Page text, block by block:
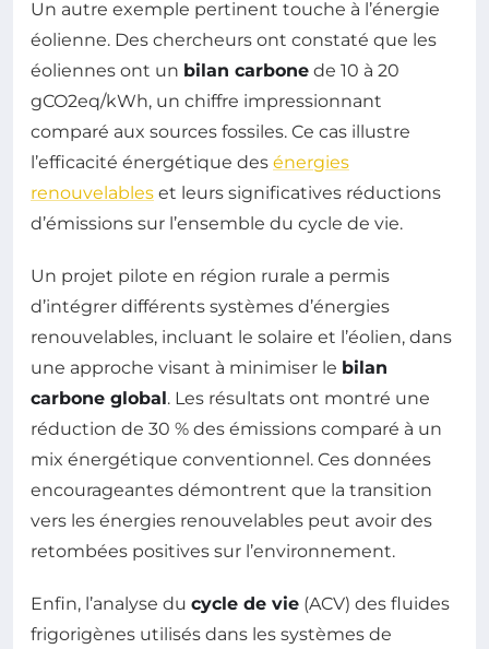
Un autre exemple pertinent touche à l’énergie
éolienne. Des chercheurs ont constaté que les
éoliennes ont un bilan carbone de 10 à 20
gCO2eq/kWh, un chiffre impressionnant
comparé aux sources fossiles. Ce cas illustre
l’efficacité énergétique des énergies
renouvelables et leurs significatives réductions
d’émissions sur l’ensemble du cycle de vie.
Un projet pilote en région rurale a permis
d’intégrer différents systèmes d’énergies
renouvelables, incluant le solaire et l’éolien, dans
une approche visant à minimiser le bilan
carbone global. Les résultats ont montré une
réduction de 30 % des émissions comparé à un
mix énergétique conventionnel. Ces données
encourageantes démontrent que la transition
vers les énergies renouvelables peut avoir des
retombées positives sur l’environnement.
Enfin, l’analyse du cycle de vie (ACV) des fluides
frigorigènes utilisés dans les systèmes de